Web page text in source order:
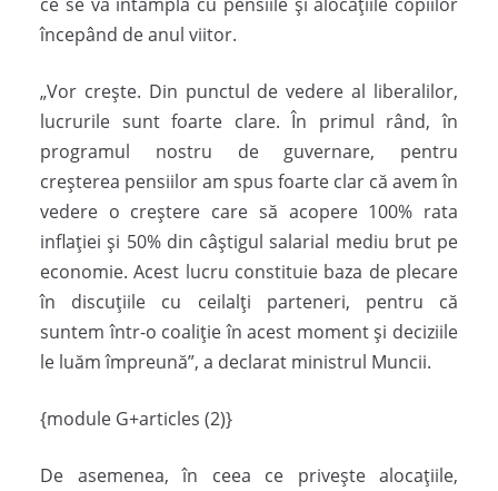
începând de anul viitor.
„Vor crește. Din punctul de vedere al liberalilor,
lucrurile sunt foarte clare. În primul rând, în
programul nostru de guvernare, pentru
creșterea pensiilor am spus foarte clar că avem în
vedere o creștere care să acopere 100% rata
inflației și 50% din câștigul salarial mediu brut pe
economie. Acest lucru constituie baza de plecare
în discuțiile cu ceilalți parteneri, pentru că
suntem într-o coaliție în acest moment și deciziile
le luăm împreună”, a declarat ministrul Muncii.
{module G+articles (2)}
De asemenea, în ceea ce privește alocațiile,